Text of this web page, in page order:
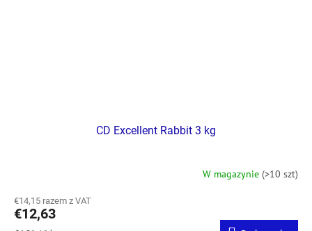
CD Excellent Rabbit 3 kg
W magazynie (>10 szt)
€14,15 razem z VAT
€12,63